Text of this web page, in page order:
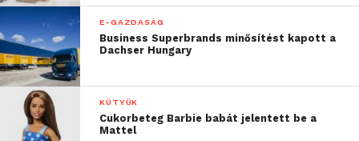
E-GAZDASÁG
Business Superbrands minősítést kapott a
Dachser Hungary
KÜTYÜK
Cukorbeteg Barbie babát jelentett be a
Mattel